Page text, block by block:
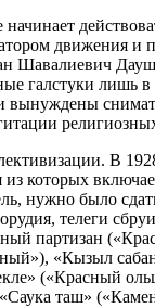
движения и
Шавалиевич
галстуки лишь в
вынуждены
В
которых
нужно было
телеги
партизан
«Кызыл
(«Красный
таш»